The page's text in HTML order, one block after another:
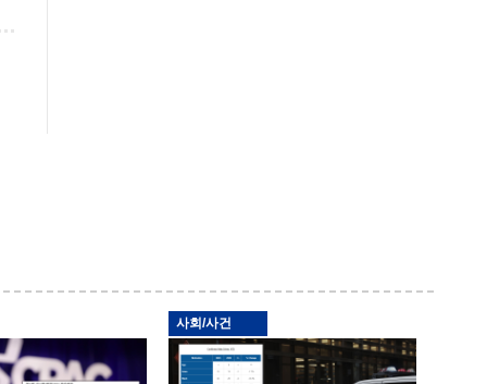
사회/사건